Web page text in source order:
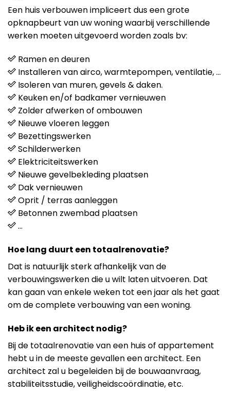
Een huis verbouwen impliceert dus een grote
opknapbeurt van uw woning waarbij verschillende
werken moeten uitgevoerd worden zoals bv:
Ramen en deuren
Installeren van airco, warmtepompen, ventilatie, …
Isoleren van muren, gevels & daken.
Keuken en/of badkamer vernieuwen
Zolder afwerken of ombouwen
Nieuwe vloeren leggen
Bezettingswerken
Schilderwerken
Elektriciteitswerken
Nieuwe gevelbekleding plaatsen
Dak vernieuwen
Oprit / terras aanleggen
Betonnen zwembad plaatsen
…
Hoe lang duurt een totaalrenovatie?
Dat is natuurlijk sterk afhankelijk van de
verbouwingswerken die u wilt laten uitvoeren. Dat
kan gaan van enkele weken tot een jaar als het gaat
om de complete verbouwing van een woning.
Heb ik een architect nodig?
Bij de totaalrenovatie van een huis of appartement
hebt u in de meeste gevallen een architect. Een
architect zal u begeleiden bij de bouwaanvraag,
stabiliteitsstudie, veiligheidscoördinatie, etc.